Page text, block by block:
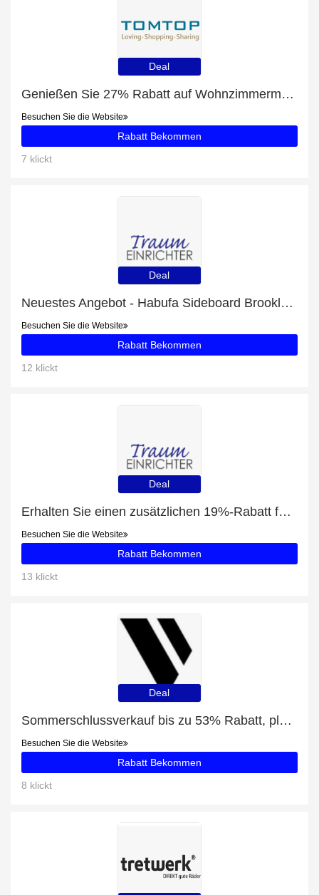
Deal
Genießen Sie 27% Rabatt auf Wohnzimmermöbel
Besuchen Sie die Website
Rabatt Bekommen
7 klickt
Deal
Neuestes Angebot - Habufa Sideboard Brooklyn 37154 mit 30% Rabatt
Besuchen Sie die Website
Rabatt Bekommen
12 klickt
Deal
Erhalten Sie einen zusätzlichen 19%-Rabatt für Habufa Highboard Brooklyn 37135
Besuchen Sie die Website
Rabatt Bekommen
13 klickt
Deal
Sommerschlussverkauf bis zu 53% Rabatt, plus Foundation Refill mit 5% Rabatt
Besuchen Sie die Website
Rabatt Bekommen
8 klickt